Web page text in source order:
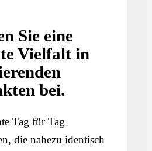
Sie eine
Vielfalt in
bei.
Tag für Tag
die nahezu identisch